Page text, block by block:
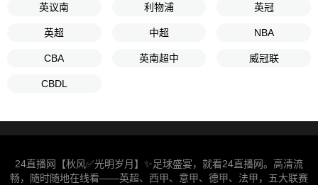
英议南 利物浦 英冠
英超 中超 NBA
CBA 英南超中 威冠联
CBDL
24直播网【秋风✅光明岁月】✨足球盛宴，就看24直播网。高清流
畅，随时随地在线看——英超、西甲、意甲、德甲、法甲，五大联赛